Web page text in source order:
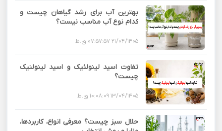
بهترین آب برای رشد گیاهان چیست و
کدام نوع آب مناسب نیست؟
21/04/1405 07:57:57 ق.ظ
تفاوت اسید لینولئیک و اسید لینولنیک
چیست؟
13/04/1405 10:08:09 ق.ظ
حلال سبز چیست؟ معرفی انواع، کاربردها،